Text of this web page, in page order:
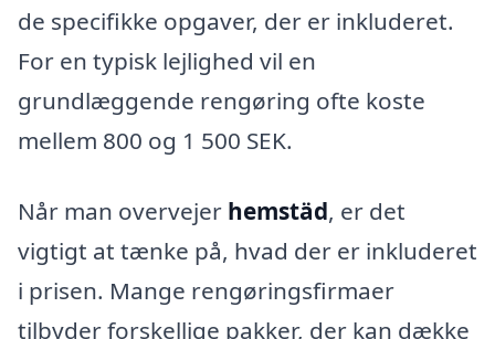
de specifikke opgaver, der er inkluderet.
For en typisk lejlighed vil en
grundlæggende rengøring ofte koste
mellem 800 og 1 500 SEK.
Når man overvejer hemstäd, er det
vigtigt at tænke på, hvad der er inkluderet
i prisen. Mange rengøringsfirmaer
tilbyder forskellige pakker, der kan dække